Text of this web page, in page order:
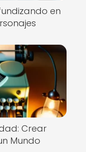
en
Crear
Mundo